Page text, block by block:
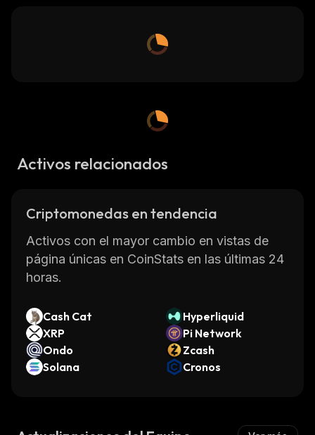
Activos relacionados
Criptomonedas en tendencia
Activos con el mayor cambio en vistas de
página únicas en CoinStats en las últimas 24
horas.
Cash Cat
Hyperliquid
XRP
Pi Network
Ondo
Zcash
Solana
Cronos